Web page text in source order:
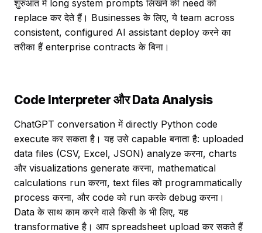
शुरुआत में long system prompts लिखने की need को
replace कर देते हैं। Businesses के लिए, ये team across
consistent, configured AI assistant deploy करने का
तरीका हैं enterprise contracts के बिना।
Code Interpreter और Data Analysis
ChatGPT conversation में directly Python code
execute कर सकता है। यह उसे capable बनाता है: uploaded
data files (CSV, Excel, JSON) analyze करना, charts
और visualizations generate करना, mathematical
calculations run करना, text files को programmatically
process करना, और code को run करके debug करना।
Data के साथ काम करने वाले किसी के भी लिए, यह
transformative है। आप spreadsheet upload कर सकते हैं